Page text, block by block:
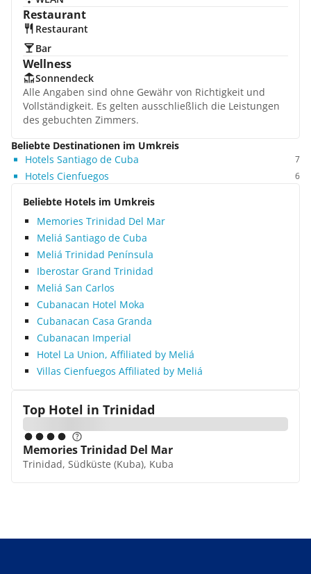
Restaurant
Restaurant
Bar
Wellness
Sonnendeck
Alle Angaben sind ohne Gewähr von Richtigkeit und
Vollständigkeit. Es gelten ausschließlich die Leistungen
des gebuchten Zimmers.
Beliebte Destinationen im Umkreis
Hotels Santiago de Cuba
7
Hotels Cienfuegos 6
Beliebte Hotels im Umkreis
Memories Trinidad Del Mar
Meliá Santiago de Cuba
Meliá Trinidad Península
Iberostar Grand Trinidad
Meliá San Carlos
Cubanacan Hotel Moka
Cubanacan Casa Granda
Cubanacan Imperial
Hotel La Union, Affiliated by Meliá
Villas Cienfuegos Affiliated by Meliá
Top Hotel in Trinidad
Memories Trinidad Del Mar
Trinidad, Südküste (Kuba), Kuba